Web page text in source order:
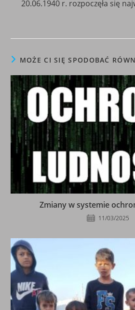
20.06.1940 r. rozpoczęła się
MOŻE CI SIĘ SPODOBAĆ
Zmiany w systemie
11/03/2025